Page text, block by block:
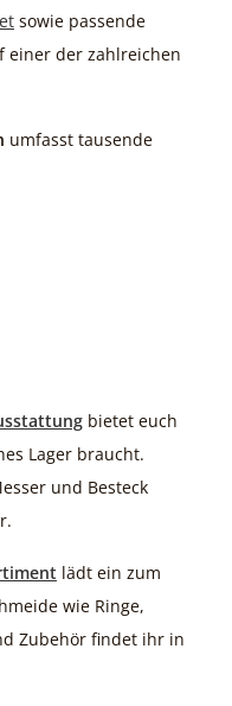
sowie passende
einer der zahlreichen
umfasst tausende
bietet euch
Lager braucht.
und Besteck
lädt ein zum
wie Ringe,
Zubehör findet ihr in